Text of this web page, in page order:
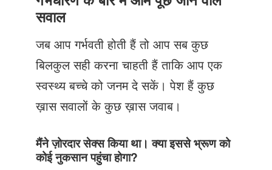
Just Poocho
सवाल
जब आप गर्भवती होती हैं तो आप सब कुछ
बिलकुल सही करना चाहती हैं ताकि आप एक
स्वस्थ्य बच्चे को जनम दे सकें। पेश हैं कुछ
ख़ास सवालों के कुछ ख़ास जवाब।
मैंने ज़ोरदार सेक्स किया था। क्या इससे भ्रूण को
कोई नुकसान पहुंचा होगा?